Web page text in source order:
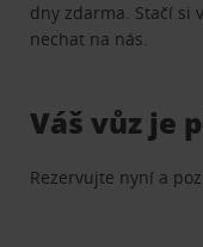
dny zdarma. Stačí si
nechat na nás.
Váš vůz je
Rezervujte nyní a